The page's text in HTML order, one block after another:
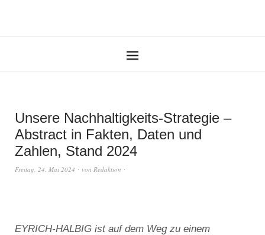
Unsere Nachhaltigkeits-Strategie –
Abstract in Fakten, Daten und
Zahlen, Stand 2024
Freitag, 24. Mai 2024 von Redaktion
EYRICH-HALBIG ist auf dem Weg zu einem